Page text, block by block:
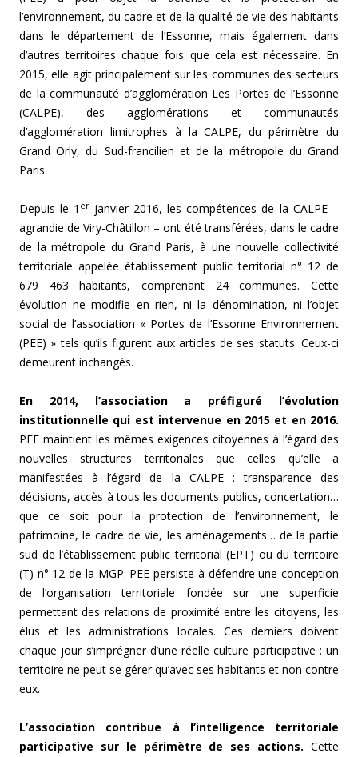
l’environnement, du cadre et de la qualité de vie des habitants
dans le département de l’Essonne, mais également dans
d’autres territoires chaque fois que cela est nécessaire. En
2015, elle agit principalement sur les communes des secteurs
de la communauté d’agglomération Les Portes de l’Essonne
(CALPE), des agglomérations et communautés
d’agglomération limitrophes à la CALPE, du périmètre du
Grand Orly, du Sud-francilien et de la métropole du Grand
Paris.
Depuis le 1 erjanvier 2016, les compétences de la CALPE –
agrandie de Viry-Châtillon – ont été transférées, dans le cadre
de la métropole du Grand Paris, à une nouvelle collectivité
territoriale appelée établissement public territorial n° 12 de
679 463 habitants, comprenant 24 communes. Cette
évolution ne modifie en rien, ni la dénomination, ni l’objet
social de l’association « Portes de l’Essonne Environnement
(PEE) » tels qu’ils figurent aux articles de ses statuts. Ceux-ci
demeurent inchangés.
En 2014, l’association a préfiguré l’évolution
institutionnelle qui est intervenue en 2015 et en 2016.
PEE maintient les mêmes exigences citoyennes à l’égard des
nouvelles structures territoriales que celles qu’elle a
manifestées à l’égard de la CALPE : transparence des
décisions, accès à tous les documents publics, concertation…
que ce soit pour la protection de l’environnement, le
patrimoine, le cadre de vie, les aménagements… de la partie
sud de l’établissement public territorial (EPT) ou du territoire
(T) n° 12 de la MGP. PEE persiste à défendre une conception
de l’organisation territoriale fondée sur une superficie
permettant des relations de proximité entre les citoyens, les
élus et les administrations locales. Ces derniers doivent
chaque jour s’imprégner d’une réelle culture participative : un
territoire ne peut se gérer qu’avec ses habitants et non contre
eux.
L’association contribue à l’intelligence territoriale
participative sur le périmètre de ses actions. Cette